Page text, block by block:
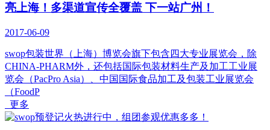
亮上海！多渠道宣传全覆盖 下一站广州！
2017-06-09
swop包装世界（上海）博览会旗下包含四大专业展览会，除
CHINA-PHARM外，还包括国际包装材料生产及加工工业展
览会（PacPro Asia）、中国国际食品加工及包装工业展览会
（FoodP
更多